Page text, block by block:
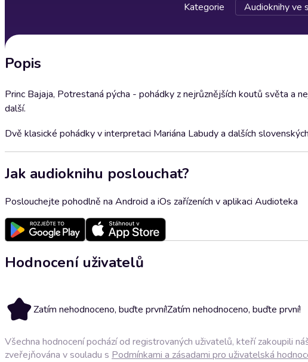
Kategorie
Audioknihy ve
Popis
Princ Bajaja, Potrestaná pýcha - pohádky z nejrůznějších koutů světa a
další.
Dvě klasické pohádky v interpretaci Mariána Labudy a dalších
Jak audioknihu poslouchat?
Poslouchejte pohodlně na Android a iOs zařízeních v aplikaci Audioteka
Hodnocení uživatelů
Zatím nehodnoceno, buďte první!Zatím nehodnoceno, buďte první!
Všechna hodnocení pochází od registrovaných uživatelů, kteří zakoupili
zveřejňována v souladu s Podmínkami a zásadami pro uživatelská